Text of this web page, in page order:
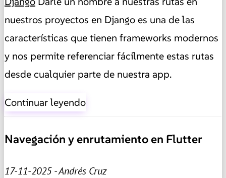
nuestros proyectos en Django es una de las
características que tienen frameworks modernos
y nos permite referenciar fácilmente estas rutas
desde cualquier parte de nuestra app.
Continuar leyendo
Navegación y enrutamiento en Flutter
17-11-2025 - Andrés Cruz